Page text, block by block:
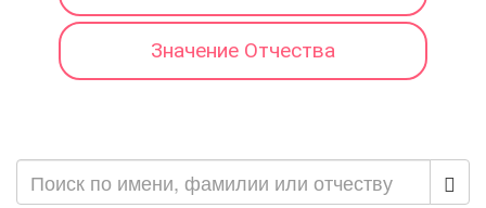
Значение Отчества